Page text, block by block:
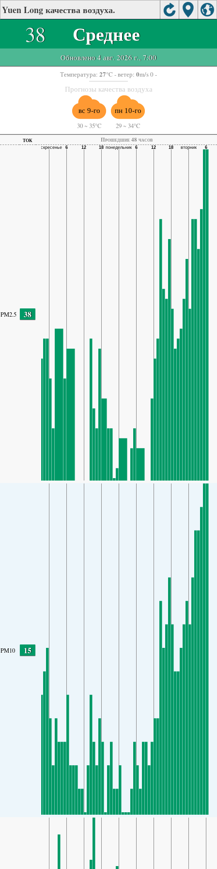
Yuen Long качества воздуха.
38 Среднее
Обновлено 4 авг. 2026 г., 7:00
Температура: 27°C - ветер: 0m/s 0 -
Прогнозы качества воздуха
вс 9-го
30 ~ 35°C
пн 10-го
29 ~ 34°C
ток
Прошедшие 48 часов
PM2.5 38
PM10 15